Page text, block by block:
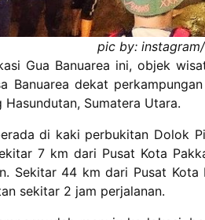
pic by:
Gua Banuarea ini, objek
Banuarea dekat
Hasundutan, Sumatera Utara.
di kaki perbukitan Dolok
7 km dari Pusat Kota
Sekitar 44 km dari Pusat
sekitar 2 jam perjalanan.